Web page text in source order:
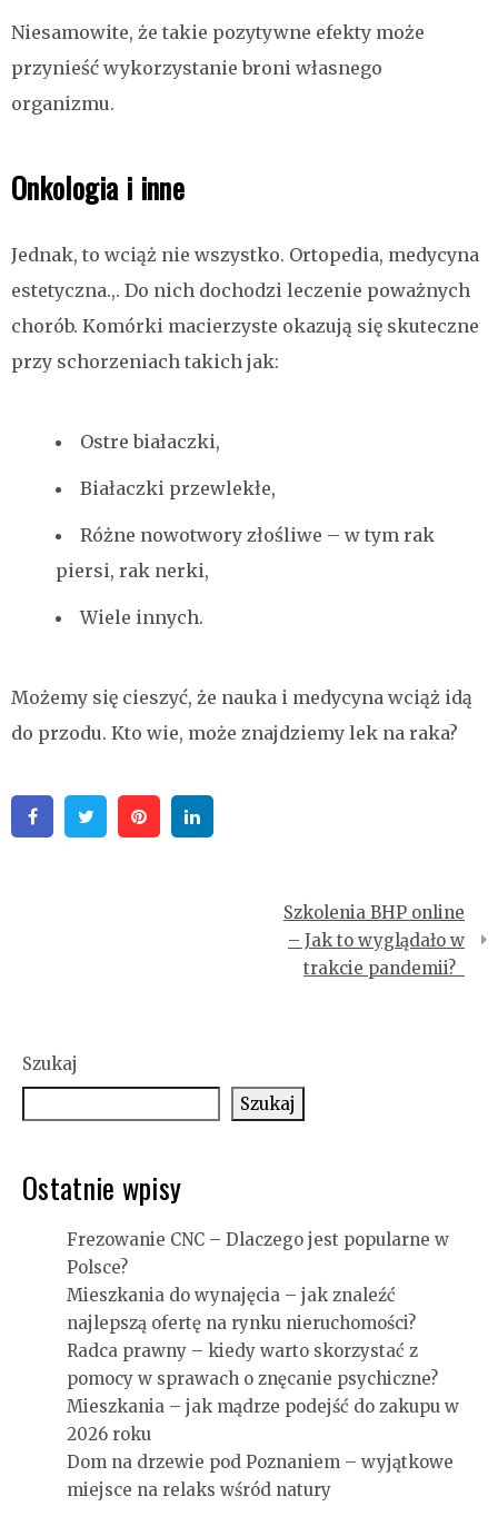
Niesamowite, że takie pozytywne efekty może
przynieść wykorzystanie broni własnego
organizmu.
Onkologia i inne
Jednak, to wciąż nie wszystko. Ortopedia, medycyna
estetyczna.,. Do nich dochodzi leczenie poważnych
chorób. Komórki macierzyste okazują się skuteczne
przy schorzeniach takich jak:
Ostre białaczki,
Białaczki przewlekłe,
Różne nowotwory złośliwe – w tym rak
piersi, rak nerki,
Wiele innych.
Możemy się cieszyć, że nauka i medycyna wciąż idą
do przodu. Kto wie, może znajdziemy lek na raka?
FacebookTwitter Pinterest
Szkolenia BHP online
– Jak to wyglądało w
trakcie pandemii?
Szukaj
Szukaj
Ostatnie wpisy
Frezowanie CNC – Dlaczego jest popularne w
Polsce?
Mieszkania do wynajęcia – jak znaleźć
najlepszą ofertę na rynku nieruchomości?
Radca prawny – kiedy warto skorzystać z
pomocy w sprawach o znęcanie psychiczne?
Mieszkania – jak mądrze podejść do zakupu w
2026 roku
Dom na drzewie pod Poznaniem – wyjątkowe
miejsce na relaks wśród natury